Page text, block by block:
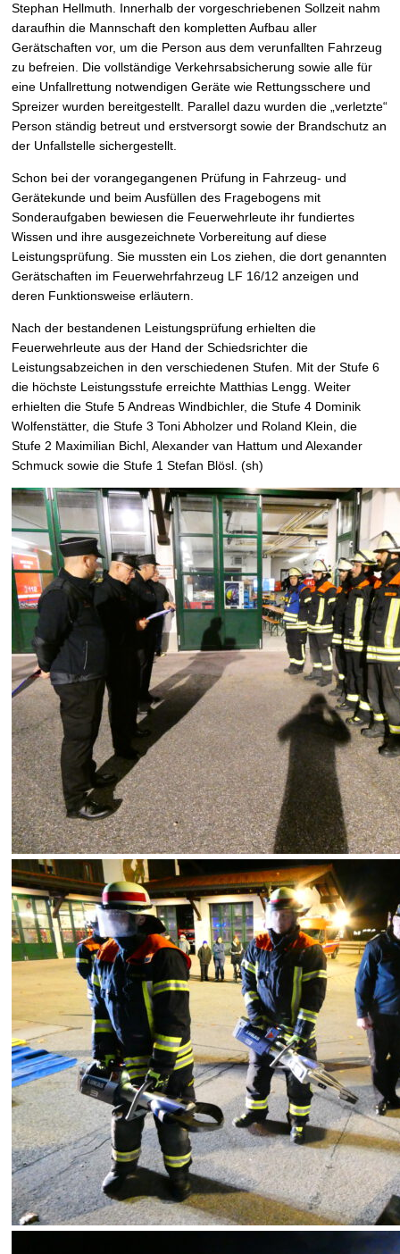
Stephan Hellmuth. Innerhalb der vorgeschriebenen Sollzeit nahm
daraufhin die Mannschaft den kompletten Aufbau aller
Gerätschaften vor, um die Person aus dem verunfallten Fahrzeug
zu befreien. Die vollständige Verkehrsabsicherung sowie alle für
eine Unfallrettung notwendigen Geräte wie Rettungsschere und
Spreizer wurden bereitgestellt. Parallel dazu wurden die „verletzte“
Person ständig betreut und erstversorgt sowie der Brandschutz an
der Unfallstelle sichergestellt.
Schon bei der vorangegangenen Prüfung in Fahrzeug- und
Gerätekunde und beim Ausfüllen des Fragebogens mit
Sonderaufgaben bewiesen die Feuerwehrleute ihr fundiertes
Wissen und ihre ausgezeichnete Vorbereitung auf diese
Leistungsprüfung. Sie mussten ein Los ziehen, die dort genannten
Gerätschaften im Feuerwehrfahrzeug LF 16/12 anzeigen und
deren Funktionsweise erläutern.
Nach der bestandenen Leistungsprüfung erhielten die
Feuerwehrleute aus der Hand der Schiedsrichter die
Leistungsabzeichen in den verschiedenen Stufen. Mit der Stufe 6
die höchste Leistungsstufe erreichte Matthias Lengg. Weiter
erhielten die Stufe 5 Andreas Windbichler, die Stufe 4 Dominik
Wolfenstätter, die Stufe 3 Toni Abholzer und Roland Klein, die
Stufe 2 Maximilian Bichl, Alexander van Hattum und Alexander
Schmuck sowie die Stufe 1 Stefan Blösl. (sh)